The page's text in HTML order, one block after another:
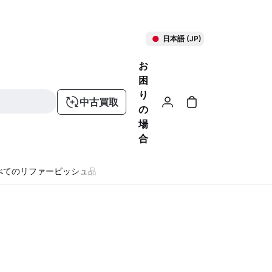
日本語 (JP)
中古買取
お
困
り
の
場
合
てのリファービッシュ品